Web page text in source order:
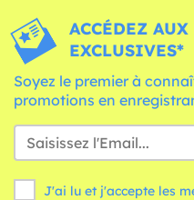
ACCÉDEZ
EXCLUSIVES*
Soyez le premier à
promotions en
J'ai lu et j'accepte les